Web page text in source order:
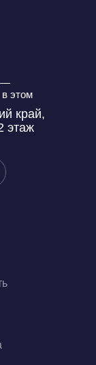
—
этом
край,
этаж